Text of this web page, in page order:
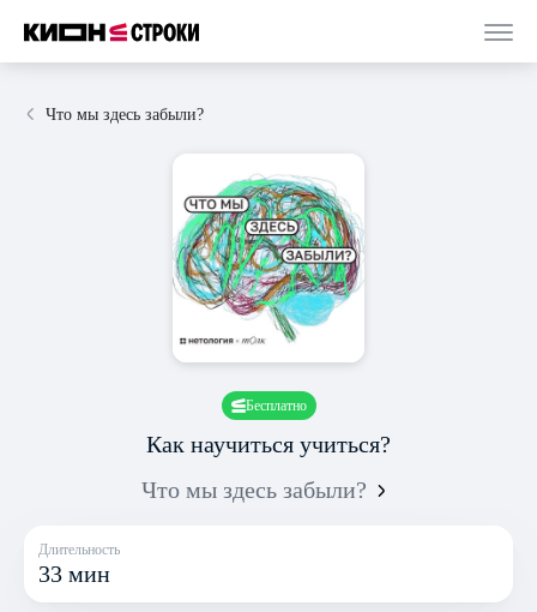
Что мы здесь забыли?
Бесплатно
Как научиться учиться?
Что мы здесь забыли?
Длительность
33 мин